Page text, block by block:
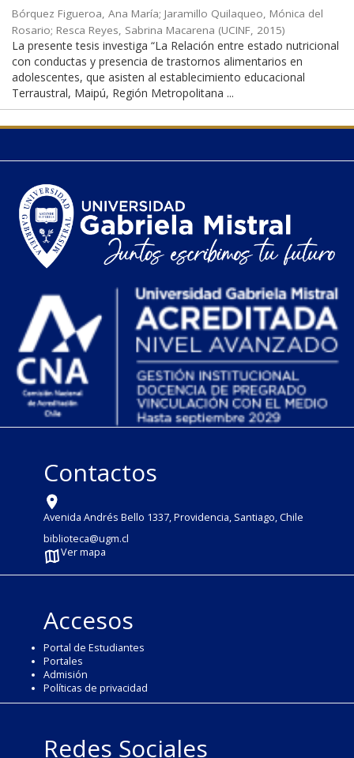
Bórquez Figueroa, Ana María; Jaramillo Quilaqueo, Mónica del
Rosario; Resca Reyes, Sabrina Macarena (UCINF, 2015)
La presente tesis investiga “La Relación entre estado nutricional
con conductas y presencia de trastornos alimentarios en
adolescentes, que asisten al establecimiento educacional
Terraustral, Maipú, Región Metropolitana ...
Contactos
Avenida Andrés Bello 1337, Providencia, Santiago, Chile
biblioteca@ugm.cl
Ver mapa
Accesos
Portal de Estudiantes
Portales
Admisión
Políticas de privacidad
Redes Sociales